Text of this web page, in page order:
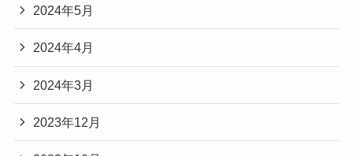
2024年5月
2024年4月
2024年3月
2023年12月